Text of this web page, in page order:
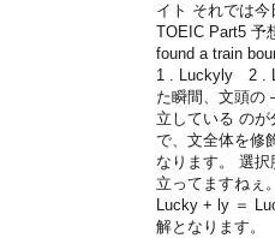
イト それでは今
TOEIC Part5
found a train
1 . Luckyly 2 .
た瞬間、文頭
立している の
で、文全体を修
なります。 選
立ってますねぇ
Lucky + ly ＝
解となります。